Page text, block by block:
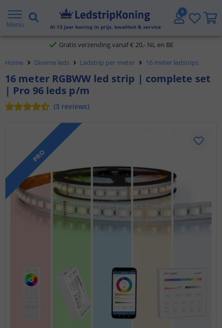
Menu Al 13 jaar koning in prijs, kwaliteit & service
5 jaar garantie
Gratis verzending vanaf € 20,- NL en BE
Klantbeoordeling 9.1
Voor 23:45 uur besteld,
Home Diverse leds Ledstrip per meter 16 meter ledstrips
16 meter RGBWW led strip | complete set
| Pro 96 leds p/m
(3 reviews)
PRO